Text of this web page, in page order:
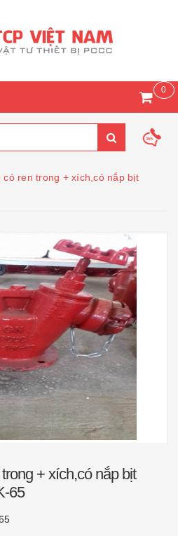
0
có ren trong + xích,có nắp bịt
+ xích,có nắp bịt
65